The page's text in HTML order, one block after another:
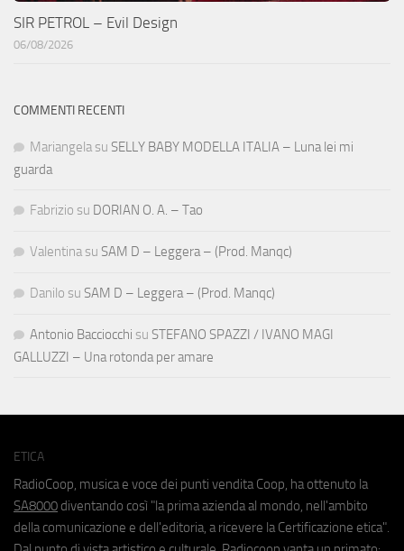
SIR PETROL – Evil Design
06/08/2026
COMMENTI RECENTI
Mariangela su SELLY BABY MODELLA ITALIA – Luna lei mi
guarda
Fabrizio su DORIAN O. A. – Tao
Valentina su SAM D – Leggera – (Prod. Manqc)
Danilo su SAM D – Leggera – (Prod. Manqc)
Antonio Bacciocchi su STEFANO SPAZZI / IVANO MAGI
GALLUZZI – Una rotonda per amare
ETICA
RadioCoop, musica e voce dei punti vendita Coop, ha ottenuto la
SA8000 diventando così "la prima azienda al mondo, nell'ambito
della comunicazione e dell'editoria, a ricevere la Certificazione etica".